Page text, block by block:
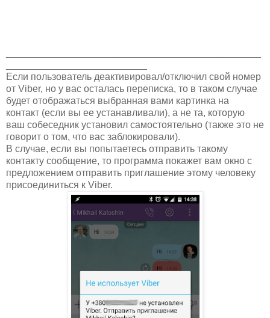
Если пользователь деактивировал/отключил свой номер
от Viber, но у вас осталась переписка, то в таком случае
будет отображаться выбранная вами картинка на
контакт (если вы ее устанавливали), а не та, которую
ваш собеседник установил самостоятельно (также это не
говорит о том, что вас заблокировали).
В случае, если вы попытаетесь отправить такому
контакту сообщение, то программа покажет вам окно с
предложением отправить приглашение этому человеку
присоединиться к Viber.